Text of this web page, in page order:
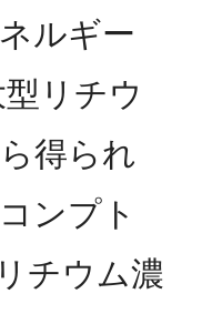
ルギー
リチウ
得られ
ンプト
チウム濃